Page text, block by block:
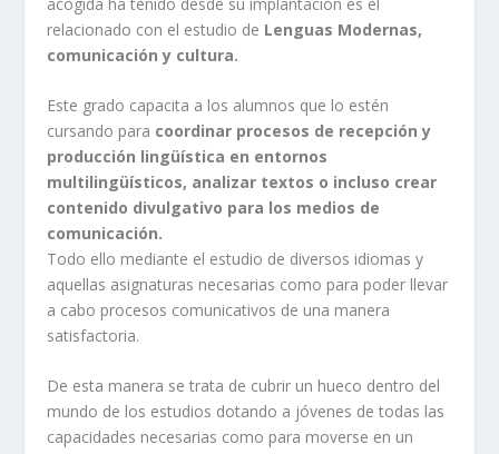
relacionado con el estudio de Lenguas Modernas,
comunicación y cultura.
Este grado capacita a los alumnos que lo estén
cursando para coordinar procesos de recepción y
producción lingüística en entornos
multilingüísticos, analizar textos o incluso crear
contenido divulgativo para los medios de
comunicación.
Todo ello mediante el estudio de diversos idiomas y
aquellas asignaturas necesarias como para poder llevar
a cabo procesos comunicativos de una manera
satisfactoria.
De esta manera se trata de cubrir un hueco dentro del
mundo de los estudios dotando a jóvenes de todas las
capacidades necesarias como para moverse en un